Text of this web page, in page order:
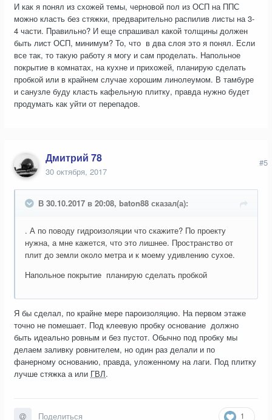
И как я понял из схожей темы, черновой пол из ОСП на ППС
можно класть без стяжки, предварительно распилив листы на 3-
4 части. Правильно? И еще спрашивал какой толщины должен
быть лист ОСП, минимум? То, что в два слоя это я понял. Если
все так, то такую работу я могу и сам проделать. Напольное
покрытие в комнатах, на кухне и прихожей, планирую сделать
пробкой или в крайнем случае хорошим линолеумом. В тамбуре
и санузле буду класть кафельную плитку, правда нужно будет
продумать как уйти от перепадов.
Дмитрий 78
30 октября, 2017
#5
В 30.10.2017 в 20:08, baton88 сказал(а):
. А по поводу гидроизоляции что скажите? По проекту
нужна, а мне кажется, что это лишнее. Пространство от
плит до земли около метра и к моему удивлению сухое.
Напольное покрытие планирую сделать пробкой
Я бы сделал, по крайне мере пароизоляцию. На первом этаже
точно не помешает. Под клеевую пробку основание должно
быть идеально ровным и без пустот. Обычно под пробку мы
делаем заливку ровнителем, но один раз делали и по
фанерному основанию, правда, уложенному на лаги. Под плитку
лучше стяжка а или ГВЛ.
1
Поделиться